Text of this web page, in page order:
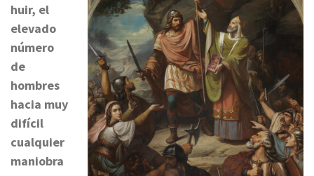
huir, el
elevado
número
de
hombres
hacia muy
difícil
cualquier
maniobra